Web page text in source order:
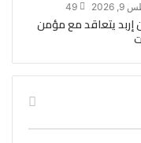
49
إربد يتعاقد مع مؤمن